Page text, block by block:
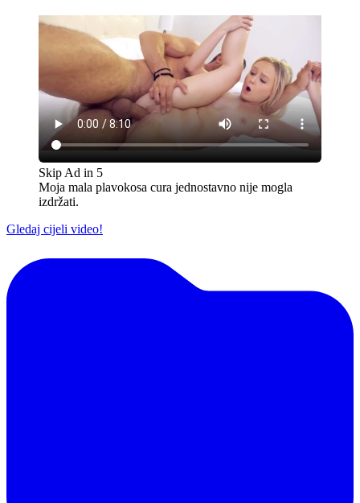
Skip Ad in 5
Moja mala plavokosa cura jednostavno nije mogla
izdržati.
Gledaj cijeli video!